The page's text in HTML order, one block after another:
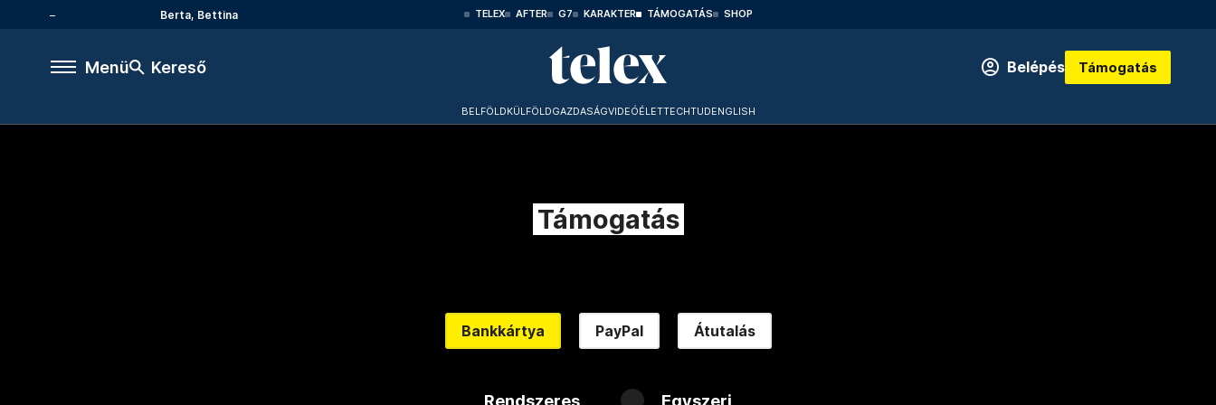
Berta, Bettina TELEX AFTER G7 KARAKTER TÁMOGATÁS SHOP
Menü Kereső Belépés Támogatás
BELFÖLDKÜLFÖLDGAZDASÁGVIDEÓÉLETTECHTUDENGLISH
Támogatás
Bankkártya PayPal Átutalás
Rendszeres Egyszeri